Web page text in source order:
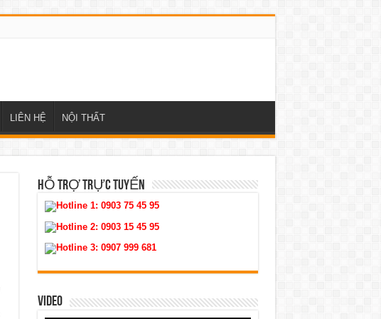
LIÊN HỆ NỘI THẤT
HỖ TRỢ TRỰC TUYẾN
Hotline 1: 0903 75 45 95
Hotline 2: 0903 15 45 95
Hotline 3: 0907 999 681
VIDEO